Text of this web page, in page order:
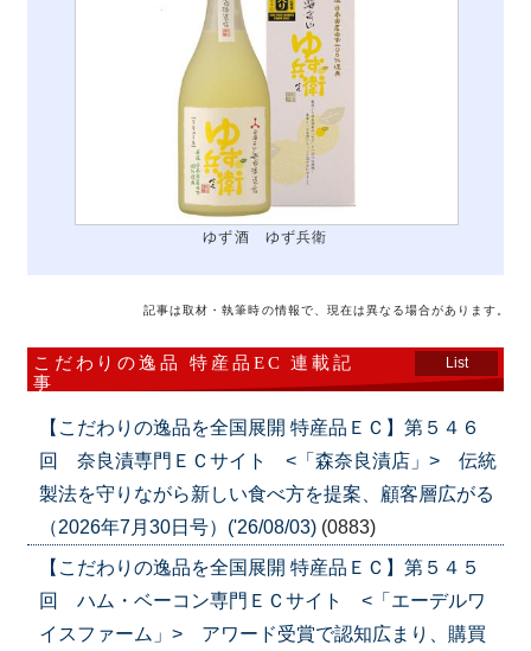
ゆず酒 ゆず兵衛
記事は取材・執筆時の情報で、現在は異なる場合があります。
こだわりの逸品 特産品EC 連載記
事
List
【こだわりの逸品を全国展開 特産品ＥＣ】第５４６
回 奈良漬専門ＥＣサイト <「森奈良漬店」> 伝統
製法を守りながら新しい食べ方を提案、顧客層広がる
（2026年7月30日号）('26/08/03) (0883)
【こだわりの逸品を全国展開 特産品ＥＣ】第５４５
回 ハム・ベーコン専門ＥＣサイト <「エーデルワ
イスファーム」> アワード受賞で認知広まり、購買